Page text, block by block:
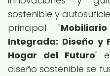
sostenible y
principal "
Integrada: Diseño y
Hogar del Futuro"
diseño sostenible se